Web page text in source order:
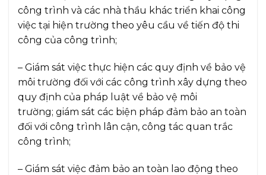
công trình và các nhà thầu khác triển khai công
việc tại hiện trường theo yêu cầu về tiến độ thi
công của công trình;
– Giám sát việc thực hiện các quy định về bảo vệ
môi trường đối với các công trình xây dựng theo
quy định của pháp luật về bảo vệ môi
trường; giám sát các biện pháp đảm bảo an toàn
đối với công trình lân cận, công tác quan trắc
công trình;
– Giám sát việc đảm bảo an toàn lao động theo